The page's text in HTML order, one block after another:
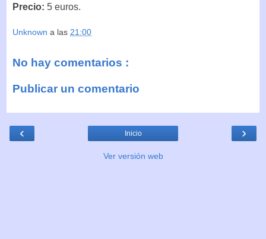
Precio: 5 euros.
Unknown a las 21:00
No hay comentarios :
Publicar un comentario
‹ ›
Inicio
Ver versión web